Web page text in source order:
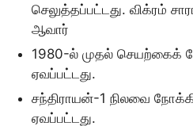
செலுத்தப்பட்டது. விக்ரம்
ஆவார்
1980-ல் முதல் செயற்கைக்
ஏவப்பட்டது.
சந்திராயன்-1 நிலவை
ஏவப்பட்டது.